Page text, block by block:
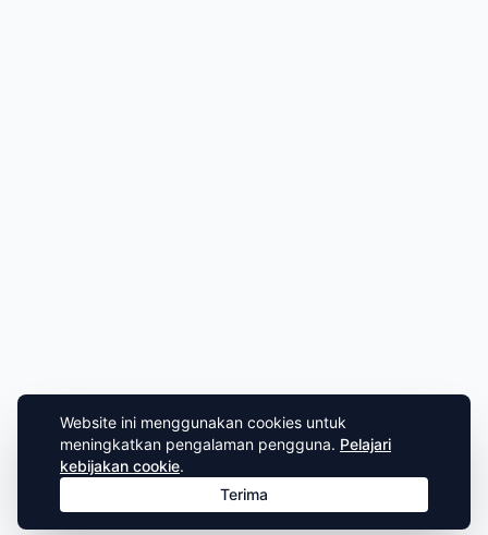
Website ini menggunakan cookies untuk
meningkatkan pengalaman pengguna. Pelajari
kebijakan cookie.
Terima